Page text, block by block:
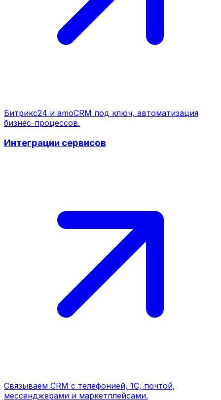
Битрикс24 и amoCRM под ключ, автоматизация
бизнес-процессов.
Интеграции сервисов
Связываем CRM с телефонией, 1С, почтой,
мессенджерами и маркетплейсами.